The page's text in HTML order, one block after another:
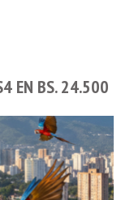
EN BS. 24.500